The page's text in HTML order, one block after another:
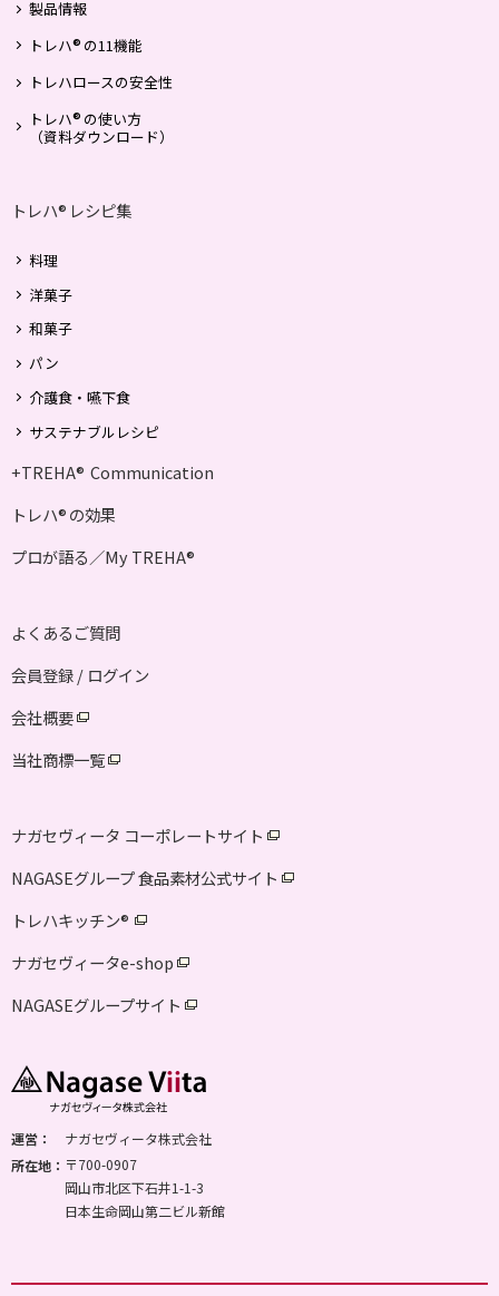
製品情報
トレハ® の11機能
トレハロースの安全性
トレハ® の使い方
（資料ダウンロード）
トレハ® レシピ集
料理
洋菓子
和菓子
パン
介護食・嚥下食
サステナブルレシピ
+TREHA® Communication
トレハ® の効果
プロが語る／My TREHA®
よくあるご質問
会員登録 / ログイン
会社概要
当社商標一覧
ナガセヴィータ コーポレートサイト
NAGASEグループ 食品素材公式サイト
トレハキッチン®
ナガセヴィータe-shop
NAGASEグループサイト
運営：
ナガセヴィータ株式会社
所在地： 〒700-0907
岡山市北区下石井1-1-3
日本生命岡山第二ビル新館